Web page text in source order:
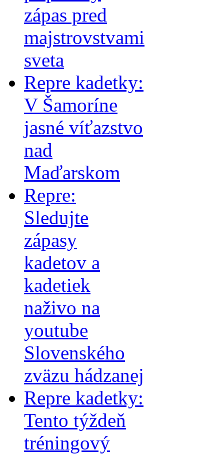
zápas pred
majstrovstvami
sveta
Repre kadetky:
V Šamoríne
jasné víťazstvo
nad
Maďarskom
Repre:
Sledujte
zápasy
kadetov a
kadetiek
naživo na
youtube
Slovenského
zväzu hádzanej
Repre kadetky:
Tento týždeň
tréningový